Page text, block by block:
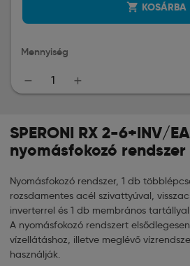
shopping_cart KOSÁRBA
Mennyiség
remove add
SPERONI RX 2-6+INV/
nyomásfokozó
Nyomásfokozó rendszer, 1 db
rozsdamentes acél szivattyúval,
inverterrel és 1 db membrános
A nyomásfokozó rendszert
vízellátáshoz, illetve meglévő
használják.